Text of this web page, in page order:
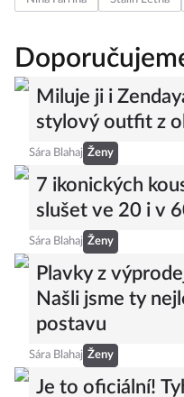
Miluje ji i
stylový outfit z
Sára Blahaj Ženy
7 ikonických
slušet ve 20 i v
Sára Blahaj Ženy
Plavky z
Našli jsme ty
postavu
Sára Blahaj Ženy
Je to oficiální!